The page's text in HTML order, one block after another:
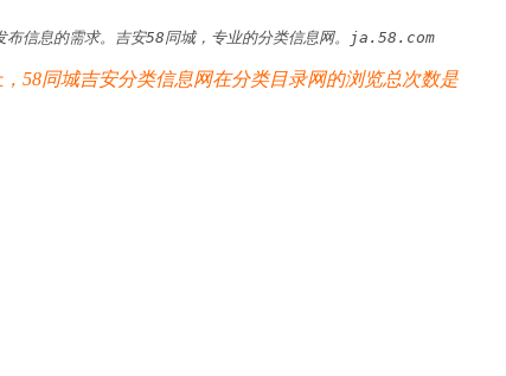
布信息的需求。吉安58同城，专业的分类信息网。ja.58.com
58同城吉安分类信息网在分类目录网的浏览总次数是